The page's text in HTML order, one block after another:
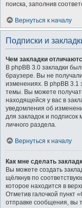
поиска, заполнив
Вернуться к началу
Подписки и
Чем закладки
В phpBB 3.0 закладки
браузере. Вы не
изменениях. В phpBB 3.1
темы. Вы можете
находящейся у вас в
уведомления об
для закладок и подписок
личного раздела.
Вернуться к началу
Как мне сделать
Вы можете создать
щёлкнув по
которое находится в
Отметив галочкой пункт
отправке сообщения, вы